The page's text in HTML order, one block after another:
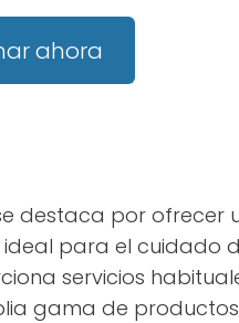
ahora
destaca por
para el cuidado
servicios
gama de